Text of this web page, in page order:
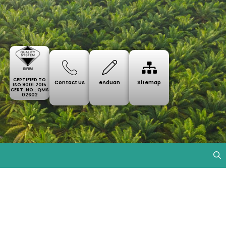
CERTIFIED TO
ISO 9001:2015
CERT. NO.: QMS
02602
Contact Us eAduan Sitemap